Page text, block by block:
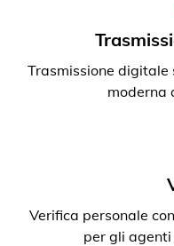
Trasmissione
moderna
Verifica personale
per gli